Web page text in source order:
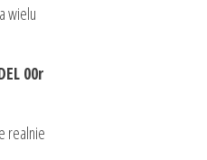
wielu
00r
realnie